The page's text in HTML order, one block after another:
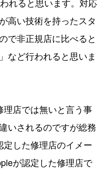
れると思います。対応
高い技術を持ったスタ
で非正規店に比べると
など行われると思いま
店では無いと言う事
いされるのですが総務
した修理店のイメー
が認定した修理店で